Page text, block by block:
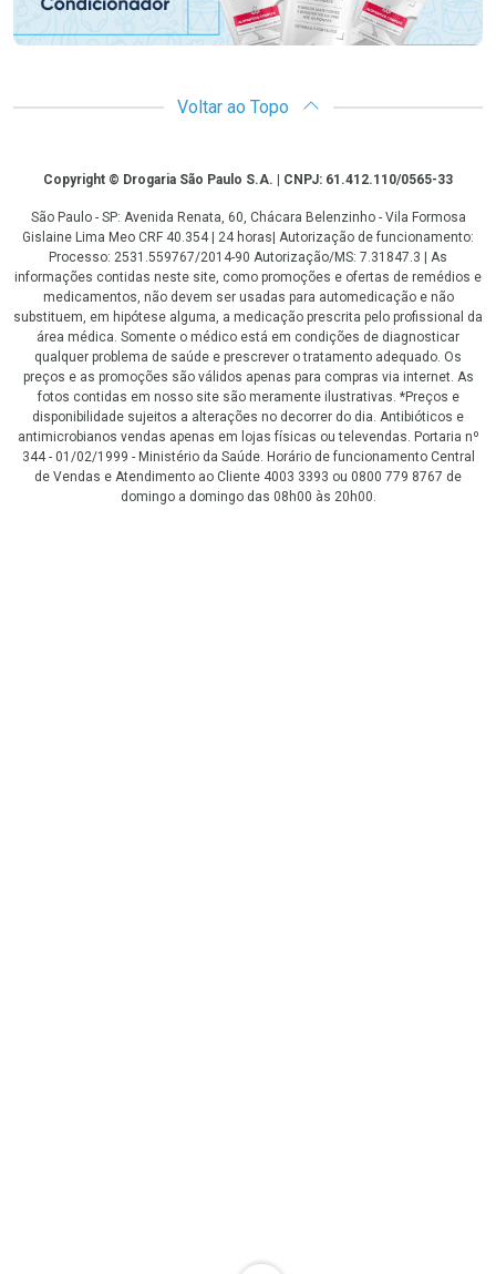
Voltar ao Topo
CopyrightCopyright © Drogaria São Paulo S.A. | CNPJ: 61.412.110/0565-33
São Paulo - SP: Avenida Renata, 60, Chácara Belenzinho - Vila Formosa
Gislaine Lima Meo CRF 40.354 | 24 horas| Autorização de funcionamento:
Processo: 2531.559767/2014-90 Autorização/MS: 7.31847.3 | As
informações contidas neste site, como promoções e ofertas de remédios e
medicamentos, não devem ser usadas para automedicação e não
substituem, em hipótese alguma, a medicação prescrita pelo profissional da
área médica. Somente o médico está em condições de diagnosticar
qualquer problema de saúde e prescrever o tratamento adequado. Os
preços e as promoções são válidos apenas para compras via internet. As
fotos contidas em nosso site são meramente ilustrativas. *Preços e
disponibilidade sujeitos a alterações no decorrer do dia. Antibióticos e
antimicrobianos vendas apenas em lojas físicas ou televendas. Portaria nº
344 - 01/02/1999 - Ministério da Saúde. Horário de funcionamento Central
de Vendas e Atendimento ao Cliente 4003 3393 ou 0800 779 8767 de
domingo a domingo das 08h00 às 20h00.